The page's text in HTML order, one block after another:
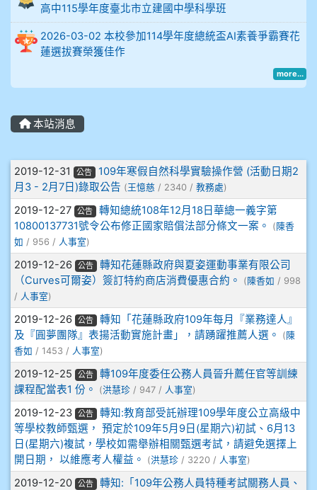
904彭子庭
905蔣昇和
905周沛蓉
905鄭瑀安
906江彥臻
907張晏寧
908彭主豪
909林柏翰
909林玉楓
909林朝智
910謝尚橙
910呂芃澔
910溫婕伶
911王祉傑
高中115學年度臺北市立建國中學科學班
2026-03-02 本校參加114學年度總統盃AI素養爭霸賽花
蓮選拔賽榮獲佳作
more...
本站消息
文章列表
2019-12-31 公告
109年寒假自然科學實驗操作營 (活動日期2
月3 - 2月7日)錄取公告 (王憶慈 / 2340 / 教務處)
2019-12-27 公告
轉知總統108年12月18日華總一義字第
10800137731號令公布修正國家賠償法部分條文一案。
(陳香
如 / 956 / 人事室)
2019-12-26 公告
轉知花蓮縣政府與夏姿運動事業有限公司
（Curves可爾姿）簽訂特約商店消費優惠合約。
( 陳香如 / 998
/ 人事室)
2019-12-26 公告
轉知「花蓮縣政府109年每月『業務達人』
及『圓夢團隊』表揚活動實施計畫」，請踴躍推薦人選。
(陳
香如 / 1453 / 人事室)
2019-12-25 公告
轉109年度委任公務人員晉升薦任官等訓練
課程配當表1 份。
(洪慧珍 / 947 / 人事室)
2019-12-23 公告
轉知:教育部受託辦理109學年度公立高級中
等學校教師甄選， 預定於109年5月9日(星期六)初試、6月13
日(星期六)複試，學校如需舉辦相關甄選考試，請避免選擇上
開日期， 以維應考人權益。
(洪慧珍 / 3220 / 人事室)
2019-12-20 公告
轉知:「109年公務人員特種考試關務人員、